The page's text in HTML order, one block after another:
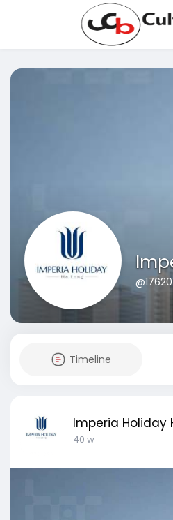
Timeline
Imperia Holiday
40 w